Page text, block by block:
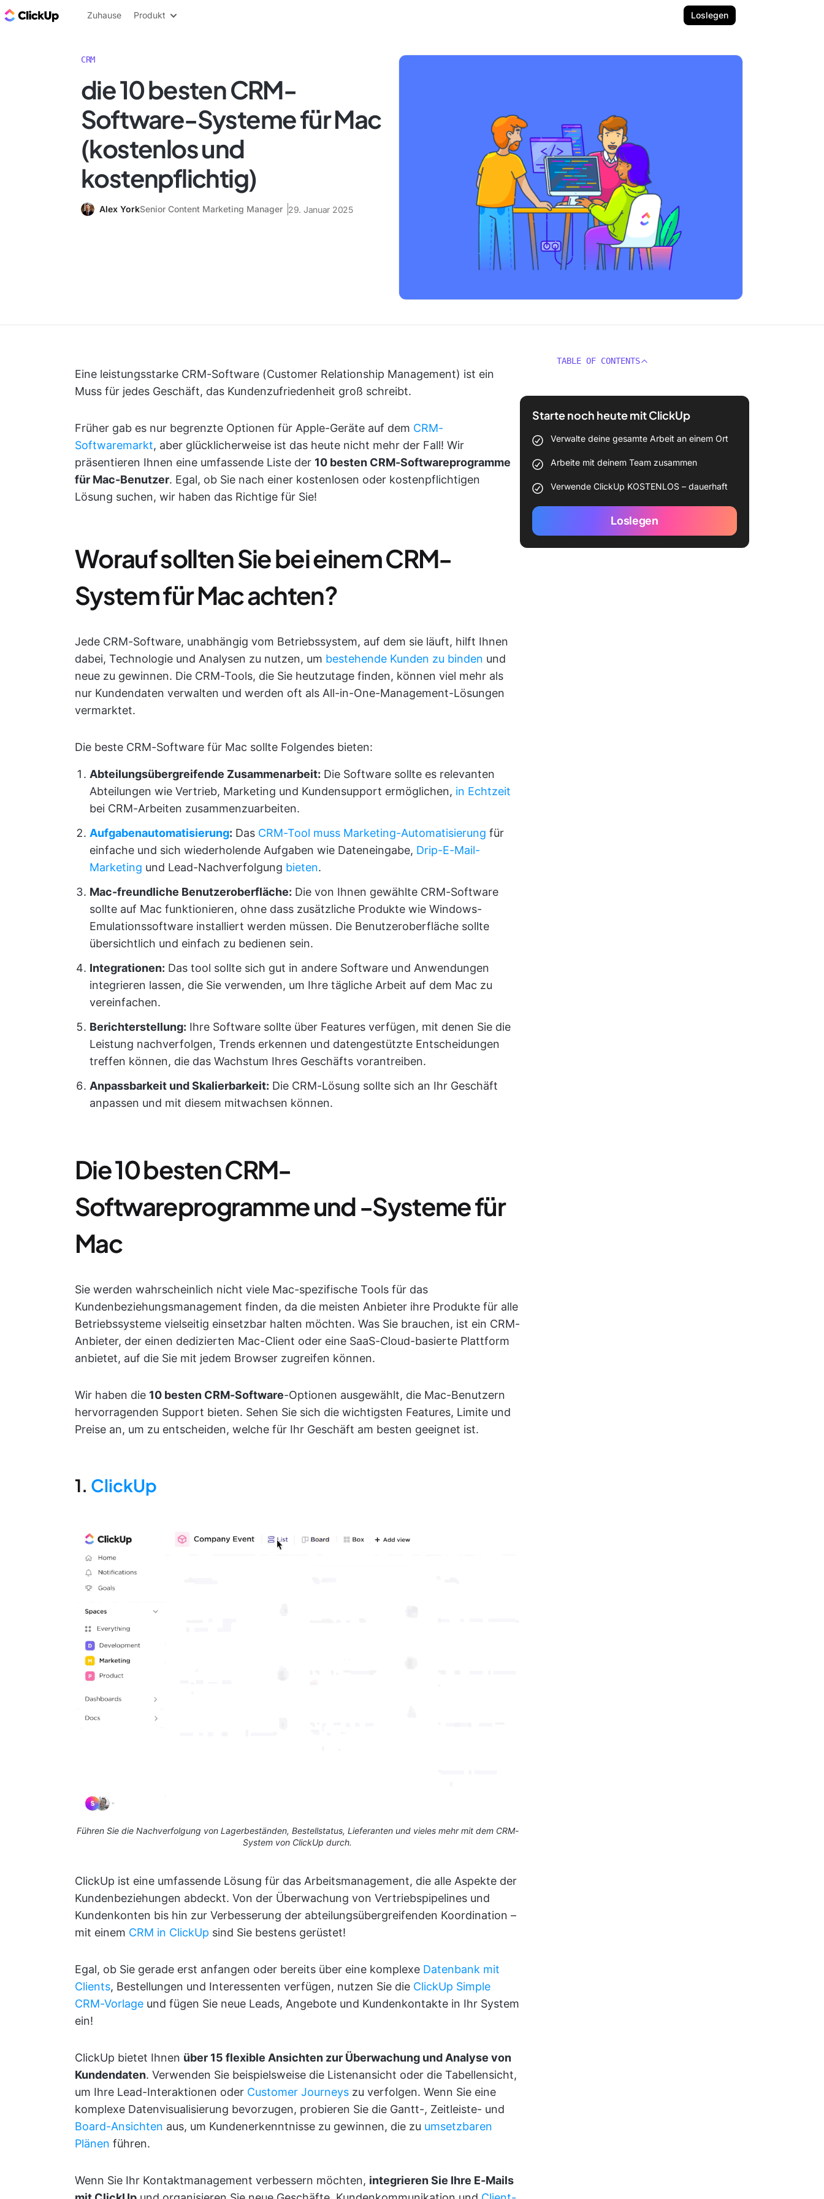
ClickUp Blog
Zuhause Produkt Loslegen
CRM
die 10 besten CRM-
Software-Systeme für Mac
(kostenlos und
kostenpflichtig)
Alex YorkSenior Content Marketing Manager 29. Januar 2025
Eine leistungsstarke CRM-Software (Customer Relationship Management) ist ein
Muss für jedes Geschäft, das Kundenzufriedenheit groß schreibt.
Früher gab es nur begrenzte Optionen für Apple-Geräte auf dem CRM-
Softwaremarkt, aber glücklicherweise ist das heute nicht mehr der Fall! Wir
präsentieren Ihnen eine umfassende Liste der 10 besten CRM-Softwareprogramme
für Mac-Benutzer. Egal, ob Sie nach einer kostenlosen oder kostenpflichtigen
Lösung suchen, wir haben das Richtige für Sie!
Worauf sollten Sie bei einem CRM-
System für Mac achten?
Jede CRM-Software, unabhängig vom Betriebssystem, auf dem sie läuft, hilft Ihnen
dabei, Technologie und Analysen zu nutzen, um bestehende Kunden zu binden und
neue zu gewinnen. Die CRM-Tools, die Sie heutzutage finden, können viel mehr als
nur Kundendaten verwalten und werden oft als All-in-One-Management-Lösungen
vermarktet.
Die beste CRM-Software für Mac sollte Folgendes bieten:
Abteilungsübergreifende Zusammenarbeit: Die Software sollte es relevanten
Abteilungen wie Vertrieb, Marketing und Kundensupport ermöglichen, in Echtzeit
bei CRM-Arbeiten zusammenzuarbeiten.
Aufgabenautomatisierung: Das CRM-Tool muss Marketing-Automatisierung für
einfache und sich wiederholende Aufgaben wie Dateneingabe, Drip-E-Mail-
Marketing und Lead-Nachverfolgung bieten.
Mac-freundliche Benutzeroberfläche: Die von Ihnen gewählte CRM-Software
sollte auf Mac funktionieren, ohne dass zusätzliche Produkte wie Windows-
Emulationssoftware installiert werden müssen. Die Benutzeroberfläche sollte
übersichtlich und einfach zu bedienen sein.
Integrationen: Das tool sollte sich gut in andere Software und Anwendungen
integrieren lassen, die Sie verwenden, um Ihre tägliche Arbeit auf dem Mac zu
vereinfachen.
Berichterstellung: Ihre Software sollte über Features verfügen, mit denen Sie die
Leistung nachverfolgen, Trends erkennen und datengestützte Entscheidungen
treffen können, die das Wachstum Ihres Geschäfts vorantreiben.
Anpassbarkeit und Skalierbarkeit: Die CRM-Lösung sollte sich an Ihr Geschäft
anpassen und mit diesem mitwachsen können.
Die 10 besten CRM-
Softwareprogramme und -Systeme für
Mac
Sie werden wahrscheinlich nicht viele Mac-spezifische Tools für das
Kundenbeziehungsmanagement finden, da die meisten Anbieter ihre Produkte für alle
Betriebssysteme vielseitig einsetzbar halten möchten. Was Sie brauchen, ist ein CRM-
Anbieter, der einen dedizierten Mac-Client oder eine SaaS-Cloud-basierte Plattform
anbietet, auf die Sie mit jedem Browser zugreifen können.
Wir haben die 10 besten CRM-Software-Optionen ausgewählt, die Mac-Benutzern
hervorragenden Support bieten. Sehen Sie sich die wichtigsten Features, Limite und
Preise an, um zu entscheiden, welche für Ihr Geschäft am besten geeignet ist.
1. ClickUp
Führen Sie die Nachverfolgung von Lagerbeständen, Bestellstatus, Lieferanten und vieles mehr mit dem CRM-
System von ClickUp durch.
ClickUp ist eine umfassende Lösung für das Arbeitsmanagement, die alle Aspekte der
Kundenbeziehungen abdeckt. Von der Überwachung von Vertriebspipelines und
Kundenkonten bis hin zur Verbesserung der abteilungsübergreifenden Koordination –
mit einem CRM in ClickUp sind Sie bestens gerüstet!
Egal, ob Sie gerade erst anfangen oder bereits über eine komplexe Datenbank mit
Clients, Bestellungen und Interessenten verfügen, nutzen Sie die ClickUp Simple
CRM-Vorlage und fügen Sie neue Leads, Angebote und Kundenkontakte in Ihr System
ein!
ClickUp bietet Ihnen über 15 flexible Ansichten zur Überwachung und Analyse von
Kundendaten. Verwenden Sie beispielsweise die Listenansicht oder die Tabellensicht,
um Ihre Lead-Interaktionen oder Customer Journeys zu verfolgen. Wenn Sie eine
komplexe Datenvisualisierung bevorzugen, probieren Sie die Gantt-, Zeitleiste- und
Board-Ansichten aus, um Kundenerkenntnisse zu gewinnen, die zu umsetzbaren
Plänen führen.
Wenn Sie Ihr Kontaktmanagement verbessern möchten, integrieren Sie Ihre E-Mails
TABLE OF CONTENTS
Starte noch heute mit ClickUp
Verwalte deine gesamte Arbeit an einem Ort
Arbeite mit deinem Team zusammen
Verwende ClickUp KOSTENLOS – dauerhaft
Loslegen